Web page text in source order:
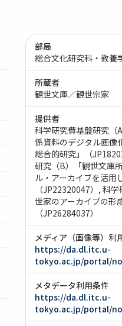
部局
総合文化研究科・教養
所蔵者
観世文庫／観世宗家
提供者
科学研究費基盤研究（
係資料のデジタル画像
総合的研究」（
研究（B）「観世文庫
ル・アーカイブを活用
（JP22320047）
科学
世家のアーカイブの形
（JP26284037）
メディア（画像等）利
https://da.dl.itc.u-
tokyo.ac.jp/portal/
メタデータ利用条件
https://da.dl.itc.u-
tokyo.ac.jp/portal/